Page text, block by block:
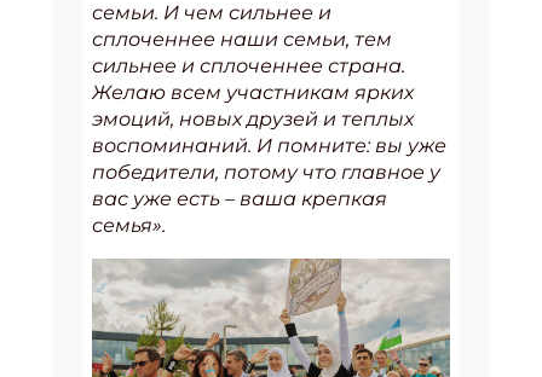
семьи. И чем сильнее и
сплоченнее наши семьи, тем
сильнее и сплоченнее страна.
Желаю всем участникам ярких
эмоций, новых друзей и теплых
воспоминаний. И помните: вы уже
победители, потому что главное у
вас уже есть – ваша крепкая
семья».